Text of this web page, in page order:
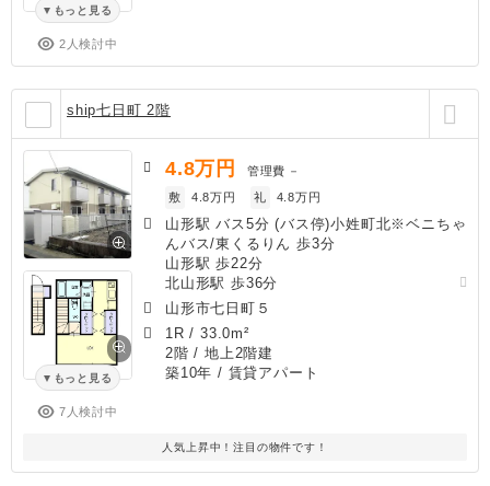
もっと見る
2人検討中
ship七日町 2階
もっと見る
7人検討中
4.8万円 管理費 －
敷
4.8万円 礼 4.8万円
山形駅 バス5分 (バス停)小姓町北※ベニちゃ
んバス/東くるりん 歩3分
山形駅 歩22分
北山形駅 歩36分
山形市七日町５
1R /33.0m²
2階 / 地上2階建
築10年 / 賃貸アパート
人気上昇中！注目の物件です！